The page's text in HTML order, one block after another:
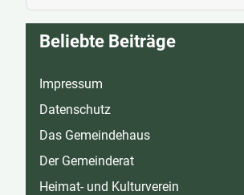
Beliebte Beiträge
Impressum
Datenschutz
Das Gemeindehaus
Der Gemeinderat
Heimat- und Kulturverein